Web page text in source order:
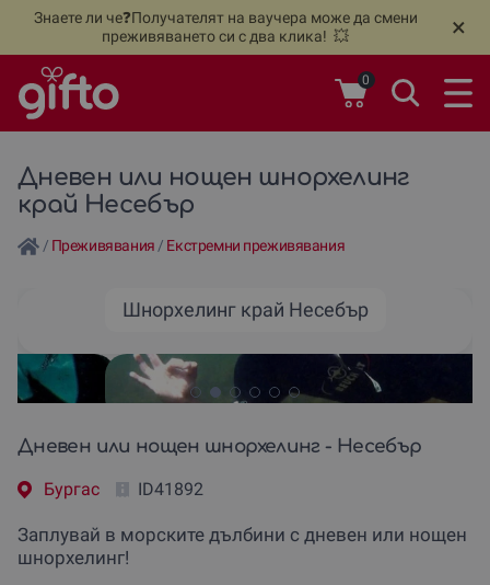
Знаете ли че❓Получателят на ваучера може да смени
преживяването си с два клика! 💥
×
0
Дневен или нощен шнорхелинг
край Несебър
/ Преживявания / Екстремни преживявания
Шнорхелинг край Несебър
Дневен или нощен шнорхелинг - Несебър
Бургас ID41892
Заплувай в морските дълбини с дневен или нощен
шнорхелинг!